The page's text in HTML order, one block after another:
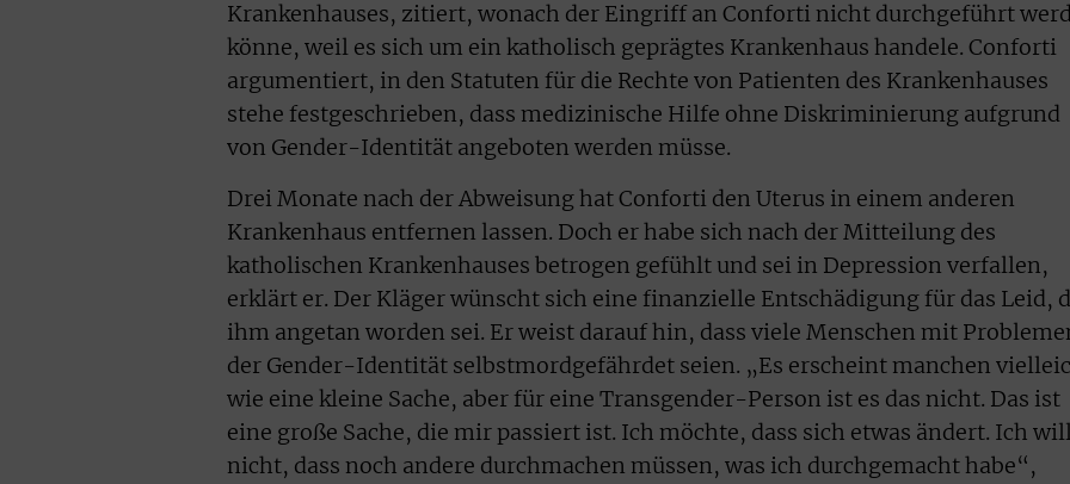
Krankenhauses, zitiert, wonach der Eingriff an Conforti nicht durchgeführt
könne, weil es sich um ein katholisch geprägtes Krankenhaus handele. Conforti
argumentiert, in den Statuten für die Rechte von Patienten des Krankenhauses
stehe festgeschrieben, dass medizinische Hilfe ohne Diskriminierung aufgrund
von Gender-Identität angeboten werden müsse.
Drei Monate nach der Abweisung hat Conforti den Uterus in einem anderen
Krankenhaus entfernen lassen. Doch er habe sich nach der Mitteilung des
katholischen Krankenhauses betrogen gefühlt und sei in Depression verfallen,
erklärt er. Der Kläger wünscht sich eine finanzielle Entschädigung für das Leid,
ihm angetan worden sei. Er weist darauf hin, dass viele Menschen mit
der Gender-Identität selbstmordgefährdet seien. „Es erscheint manchen
wie eine kleine Sache, aber für eine Transgender-Person ist es das nicht. Das ist
eine große Sache, die mir passiert ist. Ich möchte, dass sich etwas ändert. Ich
nicht, dass noch andere durchmachen müssen, was ich durchgemacht habe“,